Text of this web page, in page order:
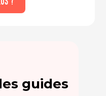
guides